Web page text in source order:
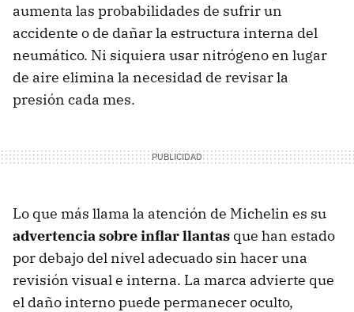
aumenta las probabilidades de sufrir un
accidente o de dañar la estructura interna del
neumático. Ni siquiera usar nitrógeno en lugar
de aire elimina la necesidad de revisar la
presión cada mes.
Lo que más llama la atención de Michelin es su
advertencia sobre inflar llantas que han estado
por debajo del nivel adecuado sin hacer una
revisión visual e interna. La marca advierte que
el daño interno puede permanecer oculto,